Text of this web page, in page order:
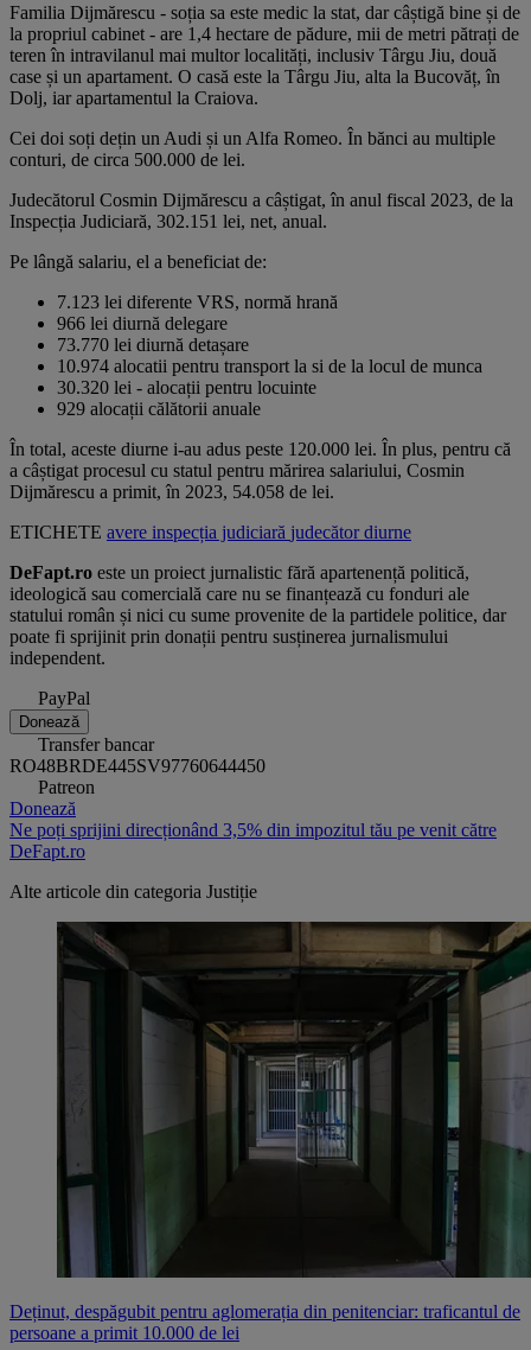
Familia Dijmărescu - soția sa este medic la stat, dar câștigă bine și de
la propriul cabinet - are 1,4 hectare de pădure, mii de metri pătrați de
teren în intravilanul mai multor localități, inclusiv Târgu Jiu, două
case și un apartament. O casă este la Târgu Jiu, alta la Bucovăț, în
Dolj, iar apartamentul la Craiova.
Cei doi soți dețin un Audi și un Alfa Romeo. În bănci au multiple
conturi, de circa 500.000 de lei.
Judecătorul Cosmin Dijmărescu a câștigat, în anul fiscal 2023, de la
Inspecția Judiciară, 302.151 lei, net, anual.
Pe lângă salariu, el a beneficiat de:
7.123 lei diferente VRS, normă hrană
966 lei diurnă delegare
73.770 lei diurnă detașare
10.974 alocatii pentru transport la si de la locul de munca
30.320 lei - alocații pentru locuinte
929 alocații călătorii anuale
În total, aceste diurne i-au adus peste 120.000 lei. În plus, pentru că
a câștigat procesul cu statul pentru mărirea salariului, Cosmin
Dijmărescu a primit, în 2023, 54.058 de lei.
ETICHETE avere inspecția judiciară judecătordiurne
DeFapt.ro este un proiect jurnalistic fără apartenență politică,
ideologică sau comercială care nu se finanțează cu fonduri ale
statului român și nici cu sume provenite de la partidele politice, dar
poate fi sprijinit prin donații pentru susținerea jurnalismului
independent.
PayPal
Donează
Transfer bancar
RO48BRDE445SV97760644450
Patreon
Donează
Ne poți sprijini direcționând 3,5% din impozitul tău pe venit către
DeFapt.ro
Alte articole din categoria Justiție
Deținut, despăgubit pentru aglomerația din penitenciar: traficantul de
persoane a primit 10.000 de lei